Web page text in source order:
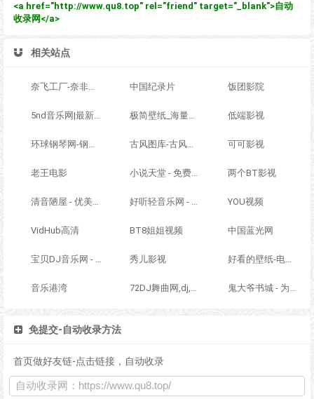
<a href="http://www.qu8.top" rel="friend" target="_blank">自动
收录网</a>
相关站点
奈飞工厂-奈非影视 中国纪录片 饭团影院
5nd音乐网|最新流行歌曲|MP3歌曲免费下载|好听的歌|音乐下载 免费听mp3音乐 极简壁纸_海量电脑桌面壁纸美图_4K超高清_最潮壁纸网站 低端影视
环球钢琴网-钢琴曲-钢琴谱-钢琴入门-钢琴考级 古风图库-古风图片,古风写真,古风摄影,古风素材,古风手绘,古风插画,古风水墨 可可影视
老王电影 小说天堂 - 免费全本小说,TXT小说下载网 两个BT影视
清音陋屋 - 优美纯音乐精美散文分享网站 好听轻音乐网 - 最好听的轻音乐分享、试听、欣赏、下载、推荐、排行 YOU视频
VidHub高清 BT8姐姐视频 中国蓝光网
宝贝DJ音乐网 - 无损高品质DJ舞曲分享,音质最好的DJ免费下载网站 秀儿影视 好看的壁纸-电脑桌面壁纸图片_高清手机壁纸-qq壁纸网
音乐港湾 72DJ舞曲网,dj,dj舞曲 鬼大爷书城 - 为您免费提供在线阅读服务
免提交-自动收录方法
首页做好友链-点击链接，自动收录